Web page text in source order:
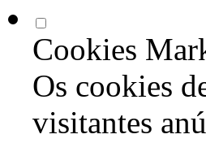
Cookies
Os cookies
visitantes